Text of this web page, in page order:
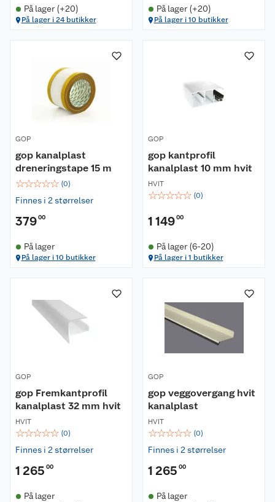
På lager (+20)
På lager i 24 butikker
På lager (+20)
På lager i 10 butikker
GOP
gop kanalplast
dreneringstape 15 m
☆☆☆☆☆ (0)
Finnes i 2 størrelser
37900
På lager
På lager i 10 butikker
GOP
gop kantprofil
kanalplast 10 mm hvit
HVIT
☆☆☆☆☆ (0)
1 14900
På lager (6-20)
På lager i 1 butikker
GOP
gop Fremkantprofil
kanalplast 32 mm hvit
HVIT
☆☆☆☆☆ (0)
Finnes i 2 størrelser
1 265 00
På lager
GOP
gop veggovergang hvit
kanalplast
HVIT
☆☆☆☆☆ (0)
Finnes i 2 størrelser
1 265 00
På lager